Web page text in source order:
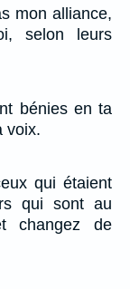
mon alliance,
selon leurs
bénies en ta
voix.
qui étaient
qui sont au
changez de